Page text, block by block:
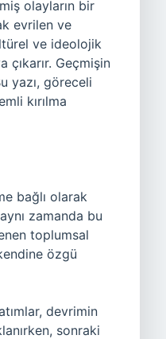
olayların bir
evrilen ve
ve ideolojik
Geçmişin
yazı, göreceli
kırılma
bağlı olarak
zamanda bu
toplumsal
özgü
devrimin
sonraki